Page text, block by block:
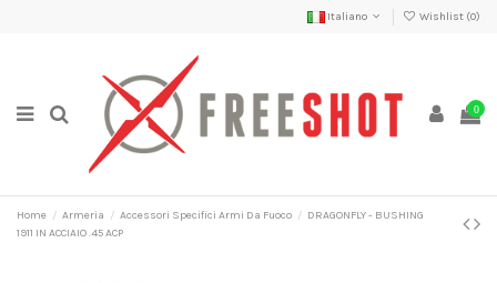
Italiano Wishlist (0)
0
Home Armeria Accessori Specifici Armi Da Fuoco
DRAGONFLY - BUSHING
1911 IN ACCIAIO .45 ACP